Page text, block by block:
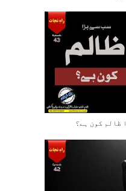
ظالم کون ہے؟